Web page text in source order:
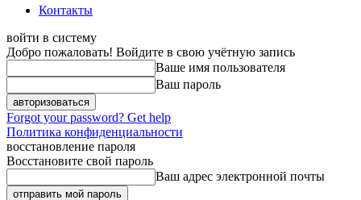
Контакты
войти в систему
Добро пожаловать! Войдите в свою учётную запись
Ваше имя пользователя
Ваш пароль
Forgot your password? Get help
Политика конфиденциальности
восстановление пароля
Восстановите свой пароль
Ваш адрес электронной почты